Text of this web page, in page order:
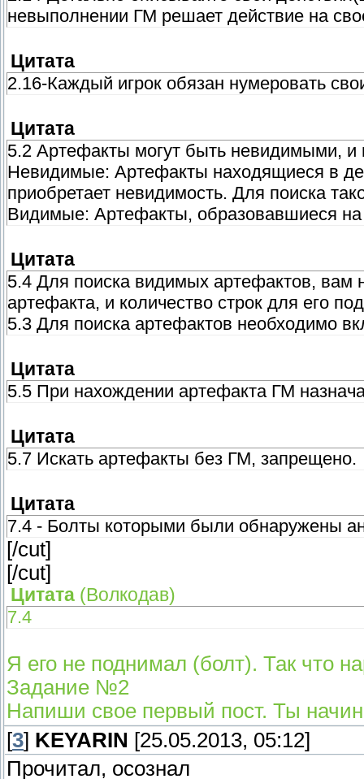
невыполнении ГМ решает действие на
Цитата
2.16-Каждый игрок обязан нумеровать
Цитата
5.2 Артефакты могут быть невидимыми,
Невидимые: Артефакты находящиеся в
приобретает невидимость. Для поиска
Видимые: Артефакты, образовавшиеся
Цитата
5.4 Для поиска видимых артефактов,
артефакта, и количество строк для его
5.3 Для поиска артефактов необходимо
Цитата
5.5 При нахождении артефакта ГМ
Цитата
5.7 Искать артефакты без ГМ, запрещено.
Цитата
7.4 - Болты которыми были обнаружены
[/cut]
[/cut]
Цитата ( Волкодав)
7.4
Я его не поднимал (болт). Так что
Задание №2
Напиши свое первый пост. Ты
[3] KEYARIN [25.05.2013, 05:12]
Прочитал, осознал